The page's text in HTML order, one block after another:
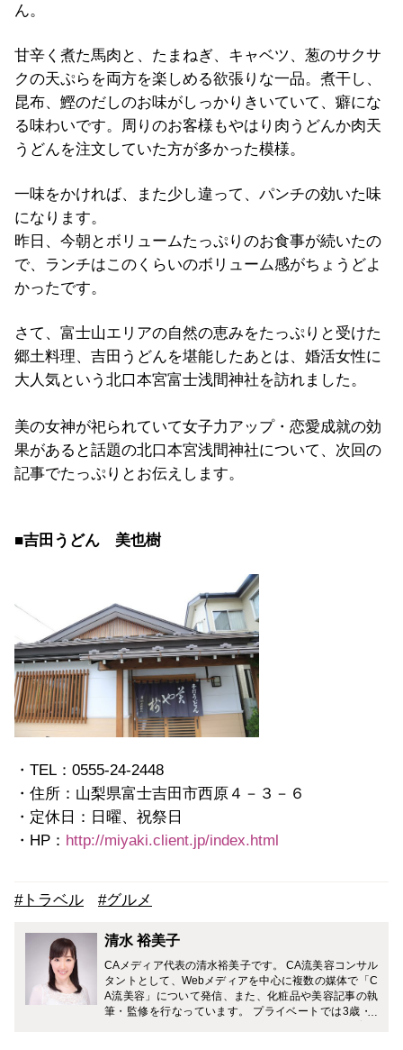
ん。
甘辛く煮た馬肉と、たまねぎ、キャベツ、葱のサクサ
クの天ぷらを両方を楽しめる欲張りな一品。煮干し、
昆布、鰹のだしのお味がしっかりきいていて、癖にな
る味わいです。周りのお客様もやはり肉うどんか肉天
うどんを注文していた方が多かった模様。
一味をかければ、また少し違って、パンチの効いた味
になります。
昨日、今朝とボリュームたっぷりのお食事が続いたの
で、ランチはこのくらいのボリューム感がちょうどよ
かったです。
さて、富士山エリアの自然の恵みをたっぷりと受けた
郷土料理、吉田うどんを堪能したあとは、婚活女性に
大人気という北口本宮富士浅間神社を訪れました。
美の女神が祀られていて女子力アップ・恋愛成就の効
果があると話題の北口本宮浅間神社について、次回の
記事でたっぷりとお伝えします。
■吉田うどん 美也樹
・TEL：0555-24-2448
・住所：山梨県富士吉田市西原４－３－６
・定休日：日曜、祝祭日
・HP： http://miyaki.client.jp/index.html
#トラベル #グルメ
清水 裕美子
CAメディア代表の清水裕美子です。 CA流美容コンサル
タントとして、Webメディアを中心に複数の媒体で「C
A流美容」について発信、また、化粧品や美容記事の執
筆・監修を行なっています。 プライベートでは3歳・7